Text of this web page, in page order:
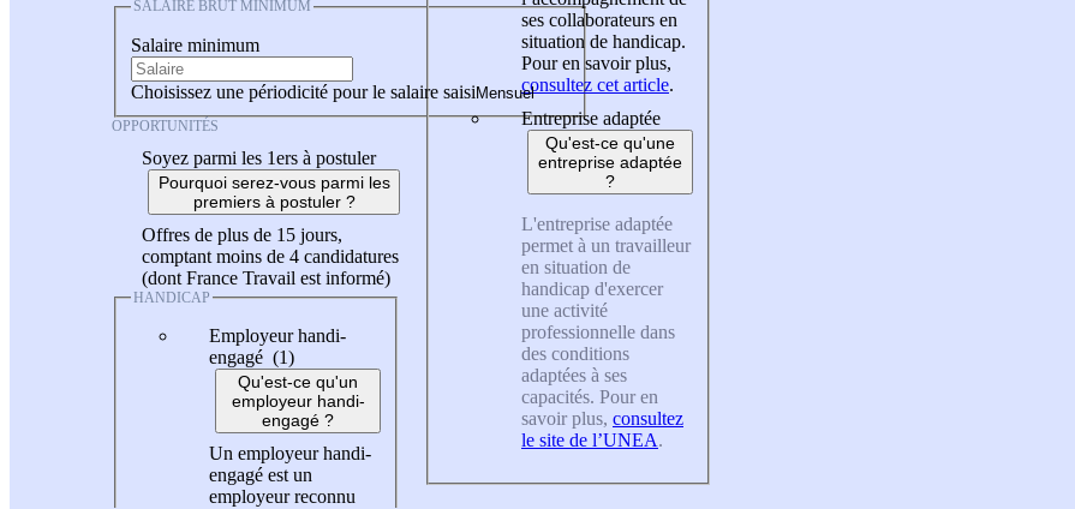
SALAIRE BRUT MINIMUM
Salaire minimum
Choisissez une périodicité pour le salaire saisi
OPPORTUNITÉS
Soyez parmi les 1ers à postuler
Pourquoi serez-vous parmi les
premiers à postuler ?
Offres de plus de 15 jours,
comptant moins de 4 candidatures
(dont France Travail est informé)
HANDICAP
Employeur handi-
engagé (1)
Qu'est-ce qu'un
employeur handi-
engagé ?
Un employeur handi-
engagé est un
employeur reconnu
ses collaborateurs en
situation de handicap.
Pour en savoir plus,
consultez cet article.
Entreprise adaptée
Qu'est-ce qu'une
entreprise adaptée
?
L'entreprise adaptée
permet à un travailleur
en situation de
handicap d'exercer
une activité
professionnelle dans
des conditions
adaptées à ses
capacités. Pour en
savoir plus, consultez
le site de l’UNEA.